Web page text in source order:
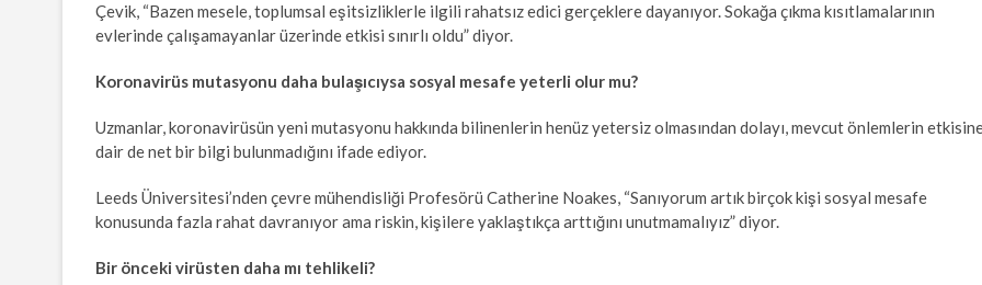
Çevik, “Bazen mesele, toplumsal eşitsizliklerle ilgili rahatsız edici gerçeklere dayanıyor. Sokağa çıkma kısıtlamalarının
evlerinde çalışamayanlar üzerinde etkisi sınırlı oldu” diyor.
Koronavirüs mutasyonu daha bulaşıcıysa sosyal mesafe yeterli olur mu?
Uzmanlar, koronavirüsün yeni mutasyonu hakkında bilinenlerin henüz yetersiz olmasından dolayı, mevcut önlemlerin
dair de net bir bilgi bulunmadığını ifade ediyor.
Leeds Üniversitesi’nden çevre mühendisliği Profesörü Catherine Noakes, “Sanıyorum artık birçok kişi sosyal mesafe
konusunda fazla rahat davranıyor ama riskin, kişilere yaklaştıkça arttığını unutmamalıyız” diyor.
Bir önceki virüsten daha mı tehlikeli?